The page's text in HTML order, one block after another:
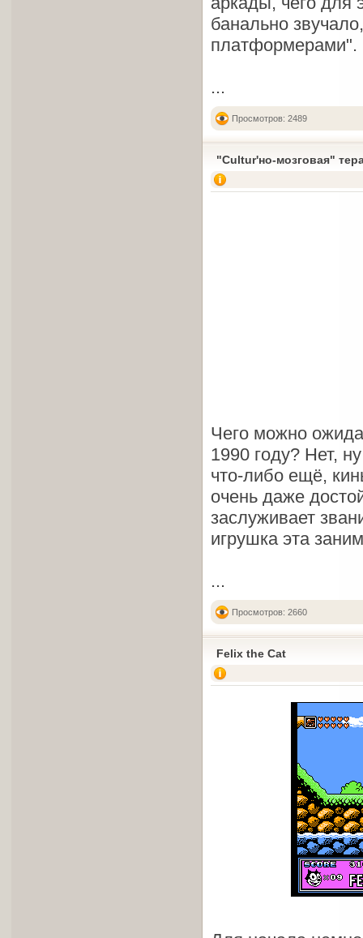
банально
платформерами".
...
Просмотров: 2489
"Cultur'но-мозговая"
Чего можно
1990 году? Нет,
что-либо ещё,
очень даже
заслуживает
игрушка эта
...
Просмотров: 2660
Felix the Cat